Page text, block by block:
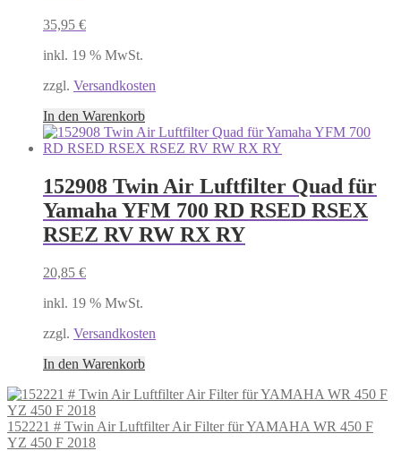
35,95 €
inkl. 19 % MwSt.
zzgl. Versandkosten
In den Warenkorb
152908 Twin Air Luftfilter Quad für
Yamaha YFM 700 RD RSED RSEX
RSEZ RV RW RX RY
20,85 €
inkl. 19 % MwSt.
zzgl. Versandkosten
In den Warenkorb
152221 # Twin Air Luftfilter Air Filter für YAMAHA WR 450 F
YZ 450 F 2018